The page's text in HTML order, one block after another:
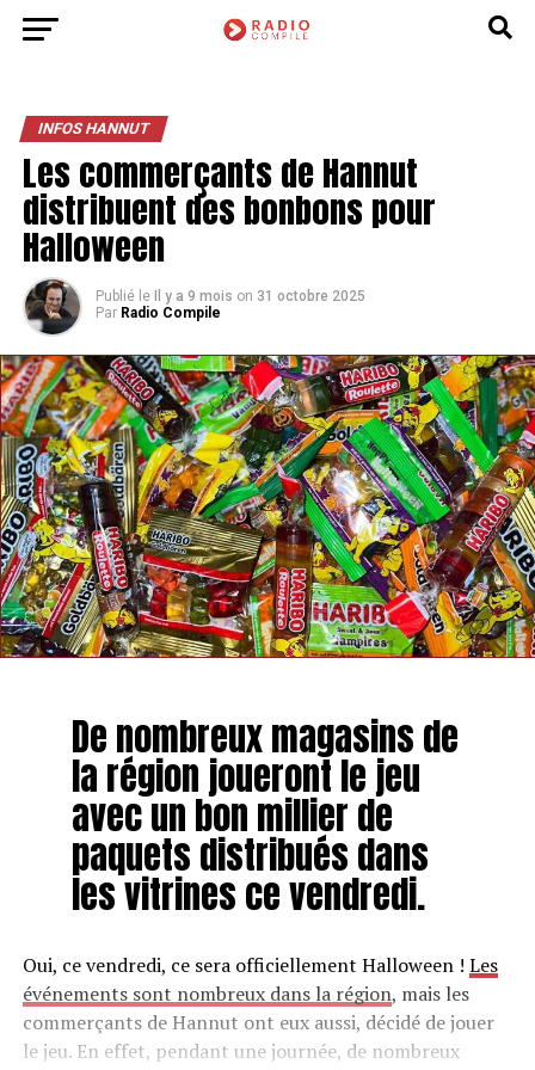
INFOS HANNUT
Les commerçants de Hannut
distribuent des bonbons pour
Halloween
Publié le Il y a 9 mois on 31 octobre 2025
Par Radio Compile
De nombreux magasins de
la région joueront le jeu
avec un bon millier de
paquets distribués dans
les vitrines ce vendredi.
Oui, ce vendredi, ce sera officiellement Halloween ! Les
événements sont nombreux dans la région, mais les
commerçants de Hannut ont eux aussi, décidé de jouer
le jeu. En effet, pendant une journée, de nombreux